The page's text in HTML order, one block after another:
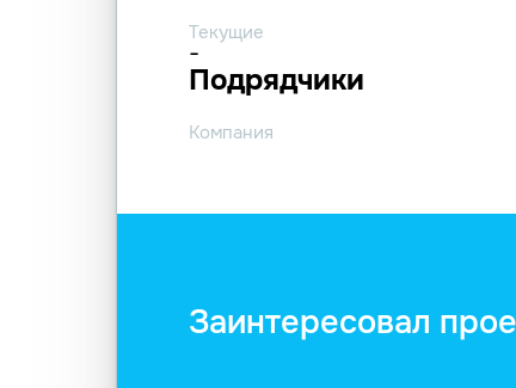
Текущие
-
Подрядчики
Компания
Заинтересовал